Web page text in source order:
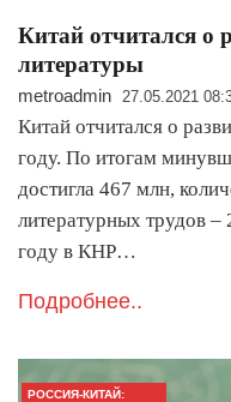
Китай отчитался о
литературы
metroadmin 27.05.2021
Китай отчитался о
году. По итогам
достигла 467 млн,
литературных трудов
году в КНР…
Подробнее..
РОССИЯ-КИТАЙ: